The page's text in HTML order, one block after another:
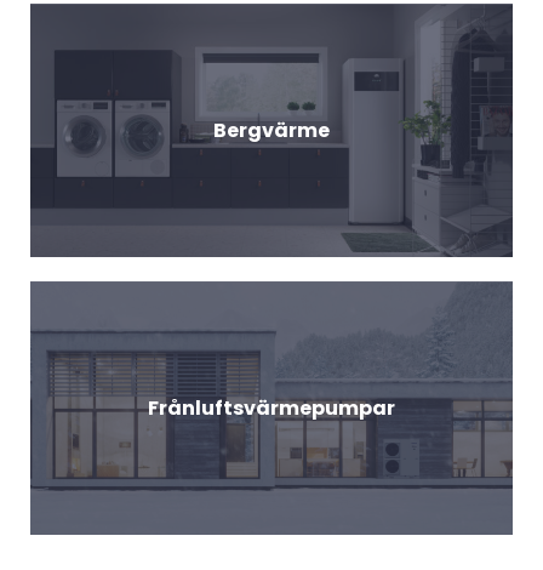
Bergvärme
Frånluftsvärmepumpar